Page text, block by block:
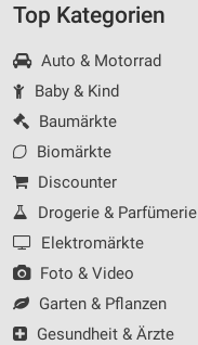
Top Kategorien
Auto & Motorrad
Baby & Kind
Baumärkte
Biomärkte
Discounter
Drogerie & Parfümerie
Elektromärkte
Foto & Video
Garten & Pflanzen
Gesundheit & Ärzte